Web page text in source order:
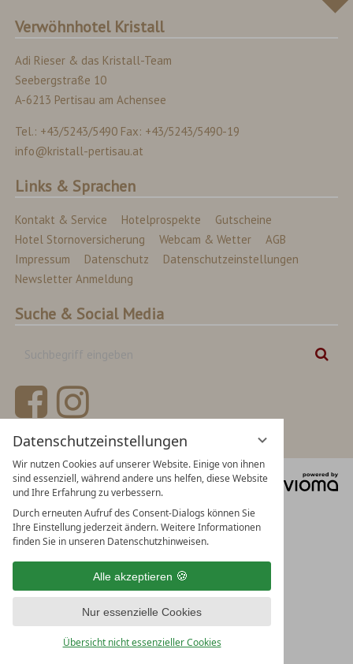
Datenschutzeinstellungen
Wir nutzen Cookies auf unserer Website. Einige von ihnen
sind essenziell, während andere uns helfen, diese Website
und Ihre Erfahrung zu verbessern.
Durch erneuten Aufruf des Consent-Dialogs können Sie
Ihre Einstellung jederzeit ändern. Weitere Informationen
finden Sie in unseren Datenschutzhinweisen.
Alle akzeptieren
Nur essenzielle Cookies
Übersicht nicht essenzieller Cookies
Verwöhnhotel Kristall
Adi Rieser & das Kristall-Team
Seebergstraße 10
A-6213 Pertisau am Achensee
Tel.: +43/5243/5490 Fax: +43/5243/5490-19
info@kristall-pertisau.at
Links & Sprachen
Kontakt & Service Hotelprospekte
Gutscheine
Hotel Stornoversicherung
Webcam & Wetter
AGB
Impressum
Datenschutz
Datenschutzeinstellungen
Newsletter Anmeldung
Suche & Social Media
Suchbegriff